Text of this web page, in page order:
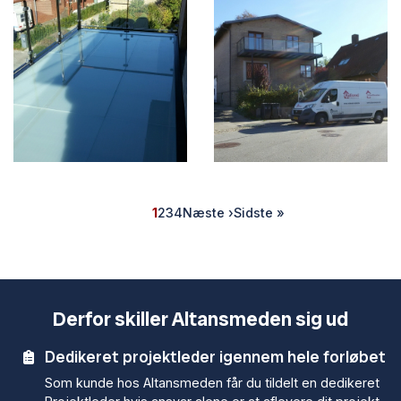
Side
1Side
2Side
3Side
4Næste
Næste ›Sidste
Sidste »
Derfor skiller Altansmeden sig ud
Dedikeret projektleder igennem hele forløbet
Som kunde hos Altansmeden får du tildelt en dedikeret